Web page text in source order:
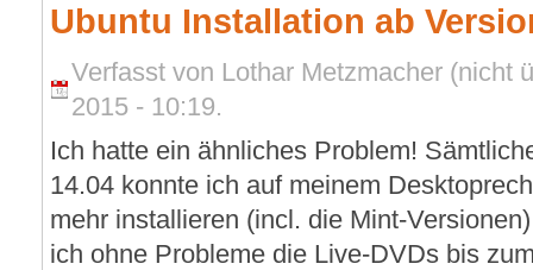
Ubuntu Installation ab
Verfasst von Lothar Metzmacher (nicht
2015 - 10:19.
Ich hatte ein ähnliches Problem!
14.04 konnte ich auf meinem
mehr installieren (incl. die Mint-
ich ohne Probleme die Live-DVDs bis